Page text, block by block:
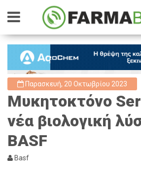
Παρασκευή, 20 Οκτωβρίου 2023
Μυκητοκτόνο
νέα βιολογική
BASF
Basf